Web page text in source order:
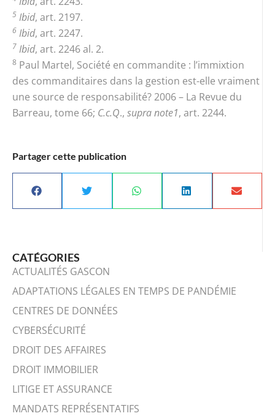
5 Ibid, art. 2197.
6 Ibid, art. 2247.
7 Ibid, art. 2246 al. 2.
8 Paul Martel, Société en commandite : l’immixtion
des commanditaires dans la gestion est-elle vraiment
une source de responsabilité? 2006 – La Revue du
Barreau, tome 66; C.c.Q., supra note1, art. 2244.
Partager cette publication
CATÉGORIES
ACTUALITÉS GASCON
ADAPTATIONS LÉGALES EN TEMPS DE PANDÉMIE
CENTRES DE DONNÉES
CYBERSÉCURITÉ
DROIT DES AFFAIRES
DROIT IMMOBILIER
LITIGE ET ASSURANCE
MANDATS REPRÉSENTATIFS